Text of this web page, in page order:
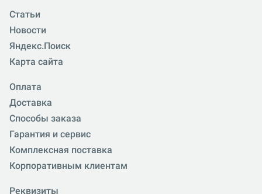
Статьи
Новости
Яндекс.Поиск
Карта сайта
Оплата
Доставка
Способы заказа
Гарантия и сервис
Комплексная поставка
Корпоративным клиентам
Реквизиты